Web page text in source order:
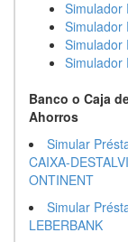
Simulador
Simulador
Simulador
Simulador
Banco o Caja
Ahorros
Simular
CAIXA-
ONTINENT
Simular
LEBERBANK